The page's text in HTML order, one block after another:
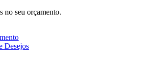
no seu orçamento.
Desejos